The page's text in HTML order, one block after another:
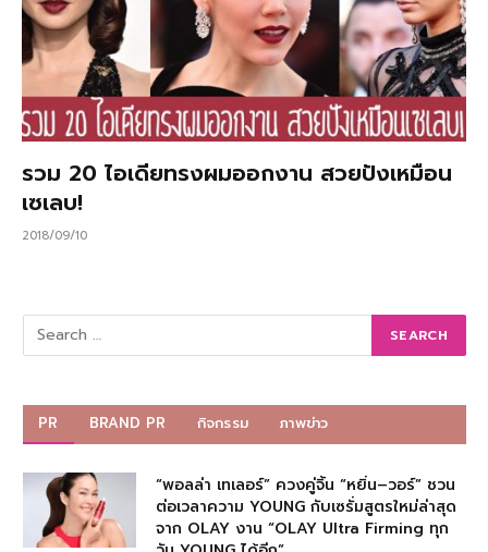
รวม 20 ไอเดียทรงผมออกงาน สวยปังเหมือน
เซเลบ!
2018/09/10
PR BRAND PR กิจกรรม ภาพข่าว
“พอลล่า เทเลอร์” ควงคู่จิ้น “หยิ่น–วอร์” ชวน
ต่อเวลาความ YOUNG กับเซรั่มสูตรใหม่ล่าสุด
จาก OLAY งาน “OLAY Ultra Firming ทุก